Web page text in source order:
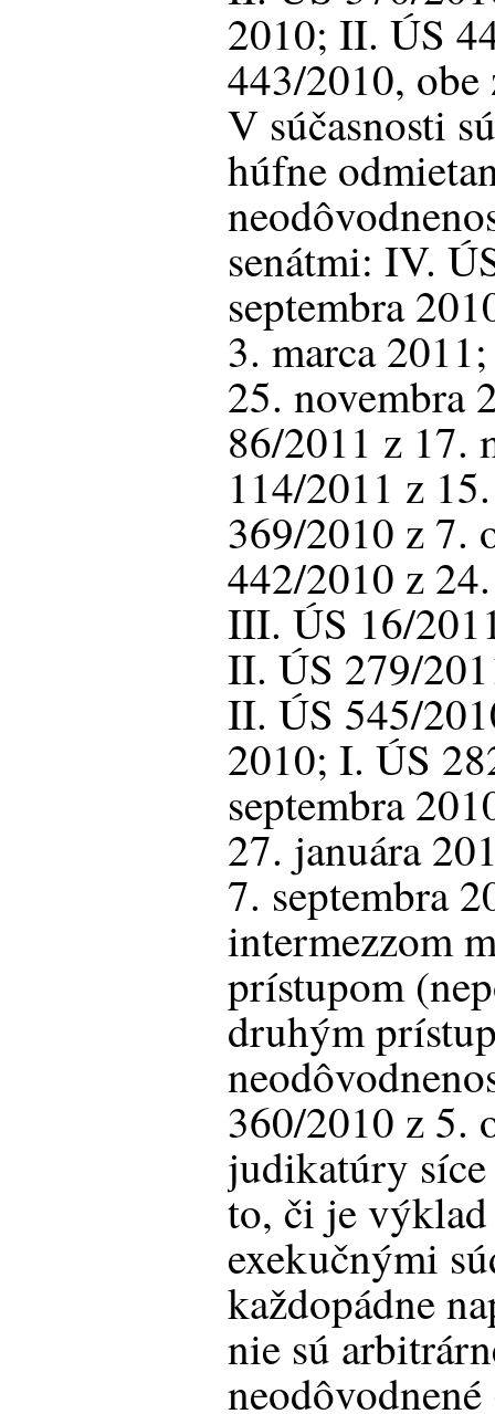
2010; II. ÚS
443/2010,
V súčasnosti
húfne
senátmi: IV.
septembra
3. marca
25. novembra
86/2011 z 17.
114/2011 z
369/2010 z 7.
442/2010 z
III. ÚS 16/
II. ÚS 279/
II. ÚS 545/
2010; I. ÚS
septembra
27. januára
7. septembra
intermezzom
prístupom
druhým
360/2010 z 5.
judikatúry
to, či je
exekučnými
každopádne
nie sú